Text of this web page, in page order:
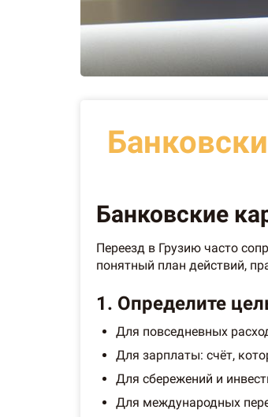
Банковские
Переезд в Грузию часто
понятный план действий,
1. Определите
Для повседневных
Для зарплаты: счёт,
Для сбережений и
Для международных